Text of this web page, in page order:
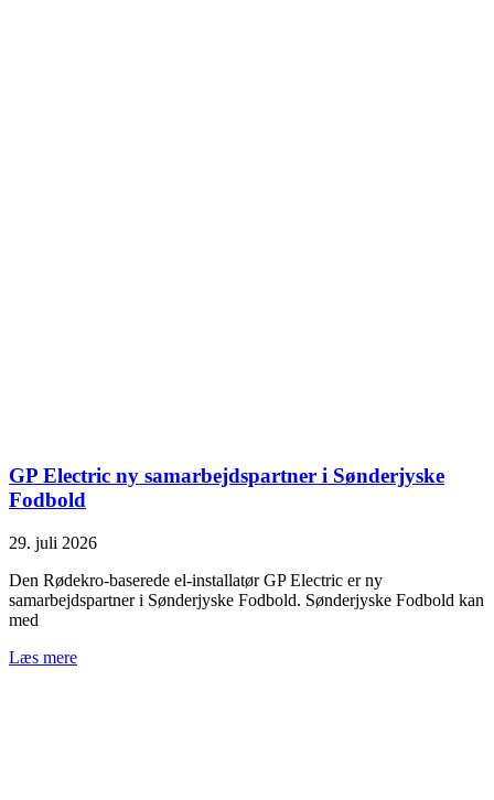
GP Electric ny samarbejdspartner i Sønderjyske
Fodbold
29. juli 2026
Den Rødekro-baserede el-installatør GP Electric er ny
samarbejdspartner i Sønderjyske Fodbold. Sønderjyske Fodbold kan
med
Læs mere